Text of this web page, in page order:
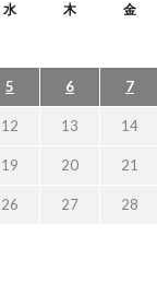
水 木 金
5 6 7
12 13 14
19 20 21
26 27 28